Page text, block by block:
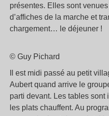
présentes. Elles sont
d’affiches de la marche et
chargement… le déjeuner !
© Guy Pichard
Il est midi passé au petit
Aubert quand arrive le
parti devant. Les tables
les plats chauffent. Au